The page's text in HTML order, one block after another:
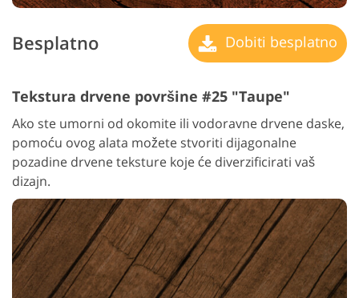
Besplatno Dobiti besplatno
Tekstura drvene površine #25 "Taupe"
Ako ste umorni od okomite ili vodoravne drvene daske,
pomoću ovog alata možete stvoriti dijagonalne
pozadine drvene teksture koje će diverzificirati vaš
dizajn.